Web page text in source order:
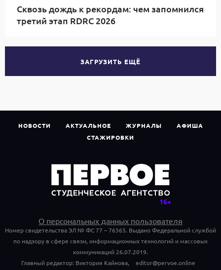
Сквозь дождь к рекордам: чем запомнился
третий этап RDRC 2026
ЗАГРУЗИТЬ ЕЩЁ
НОВОСТИ АКТУАЛЬНОЕ ЖУРНАЛЫ
АФИША
СТАЖИРОВКИ
О персональных данных пользователя
Номер свидетельства ЭЛ № ФС 77 – 76365. Выдано Федеральной службой
по надзору в сфере связи, информационных технологий и массовых
коммуникаций 26.07.2019.
Главный редактор: Виктория Кайнова,
editor@pervoe.online